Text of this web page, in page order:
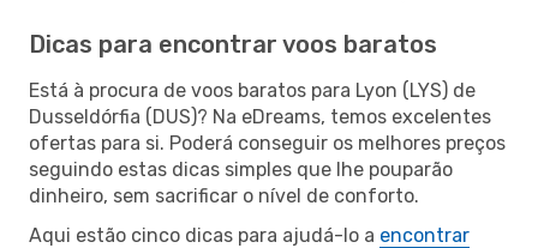
Dicas para encontrar voos baratos
Está à procura de voos baratos para Lyon (LYS) de
Dusseldórfia (DUS)? Na eDreams, temos excelentes
ofertas para si. Poderá conseguir os melhores preços
seguindo estas dicas simples que lhe pouparão
dinheiro, sem sacrificar o nível de conforto.
Aqui estão cinco dicas para ajudá-lo a encontrar